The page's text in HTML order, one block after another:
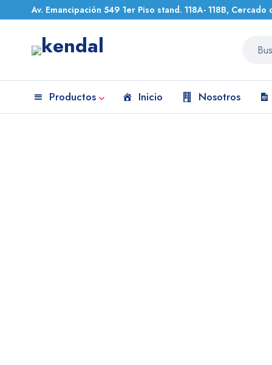
Av. Emancipación 549 1er Piso stand. 118A- 118B,
Productos Inicio Nosotros